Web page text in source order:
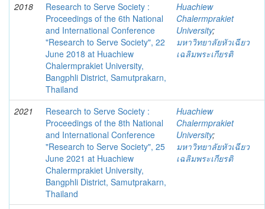
2018
Research to Serve Society :
Proceedings of the 6th National
and International Conference
"Research to Serve Society", 22
June 2018 at Huachiew
Chalermprakiet University,
Bangphli District, Samutprakarn,
Thailand
Huachiew
Chalermprakiet
University;
มหาวิทยาลัยหัวเฉียว
เฉลิมพระเกียรติ
2021
Research to Serve Society :
Proceedings of the 8th National
and International Conference
"Research to Serve Society", 25
June 2021 at Huachiew
Chalermprakiet University,
Bangphli District, Samutprakarn,
Thailand
Huachiew
Chalermprakiet
University;
มหาวิทยาลัยหัวเฉียว
เฉลิมพระเกียรติ